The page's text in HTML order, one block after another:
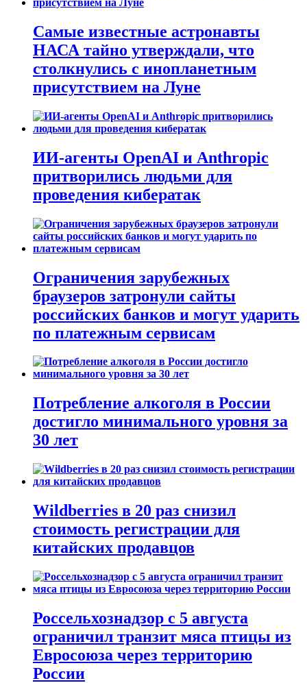
Самые известные астронавты
НАСА тайно утверждали, что
столкнулись с инопланетным
присутствием на Луне
ИИ-агенты OpenAI и Anthropic
притворились людьми для
проведения кибератак
Ограничения зарубежных
браузеров затронули сайты
российских банков и могут ударить
по платежным сервисам
Потребление алкоголя в России
достигло минимального уровня за
30 лет
Wildberries в 20 раз снизил
стоимость регистрации для
китайских продавцов
Россельхознадзор с 5 августа
ограничил транзит мяса птицы из
Евросоюза через территорию
России